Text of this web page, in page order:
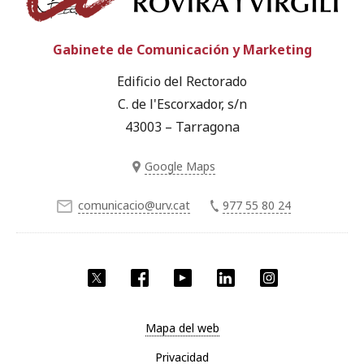
Twitter Facebook YouTube LinkedIn
Gabinete de Comunicación y Marketing
Edificio del Rectorado
C. de l'Escorxador, s/n
43003 – Tarragona
Google Maps
comunicacio@urv.cat 977 55 80 24
Mapa del web
Privacidad